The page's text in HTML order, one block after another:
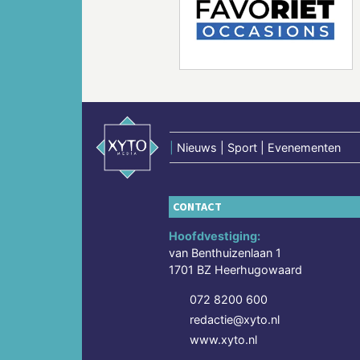
Nieuws | Sport | Evenementen
CONTACT
Hoofdvestiging:
van Benthuizenlaan 1
1701 BZ Heerhugowaard
072 8200 600
redactie@xyto.nl
www.xyto.nl